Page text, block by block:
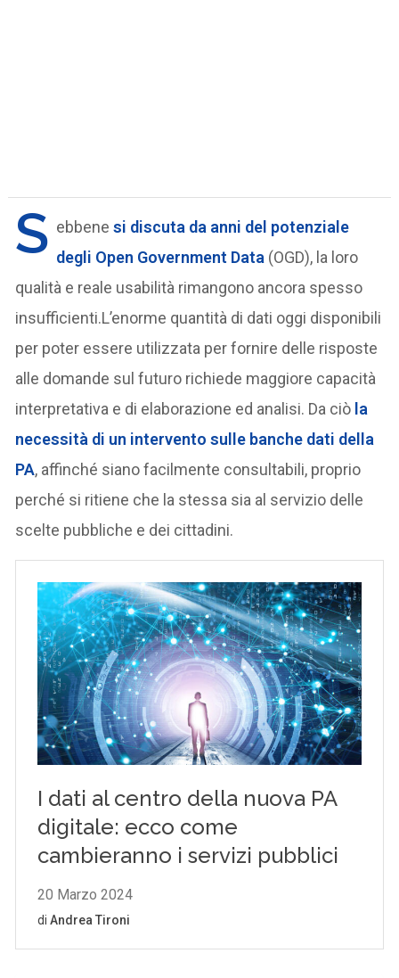
S ebbene si discuta da anni del potenziale
degli Open Government Data (OGD), la loro
qualità e reale usabilità rimangono ancora spesso
insufficienti.L’enorme quantità di dati oggi disponibili
per poter essere utilizzata per fornire delle risposte
alle domande sul futuro richiede maggiore capacità
interpretativa e di elaborazione ed analisi. Da ciò la
necessità di un intervento sulle banche dati della
PA, affinché siano facilmente consultabili, proprio
perché si ritiene che la stessa sia al servizio delle
scelte pubbliche e dei cittadini.